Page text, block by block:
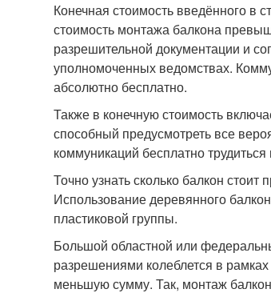
Конечная стоимость введённого в
стоимость монтажа балкона
разрешительной документации и
уполномоченных ведомствах.
абсолютно бесплатно.
Также в конечную стоимость
способный предусмотреть все
коммуникаций бесплатно трудиться
Точно узнать сколько балкон
Использование деревянного
пластиковой группы.
Большой областной или
разрешениями колеблется в
меньшую сумму. Так, монтаж